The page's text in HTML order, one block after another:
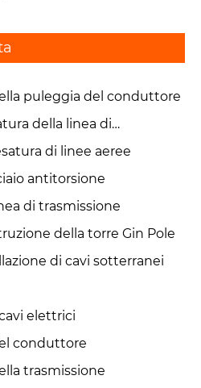
puleggia del conduttore
della linea di
di linee aeree
antitorsione
di trasmissione
della torre Gin Pole
di cavi sotterranei
elettrici
conduttore
trasmissione